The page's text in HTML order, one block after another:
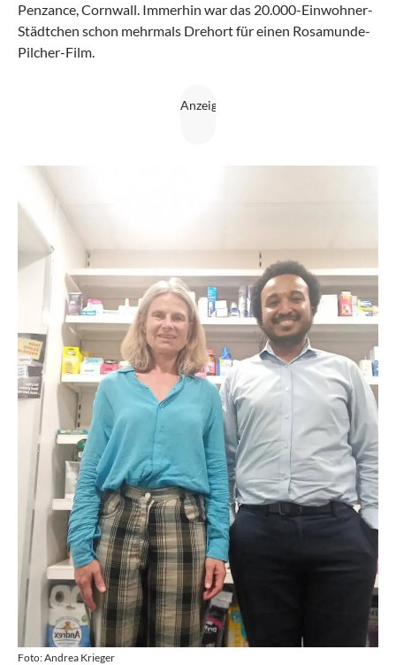
Penzance, Cornwall. Immerhin war das 20.000-Einwohner-
Städtchen schon mehrmals Drehort für einen Rosamunde-
Pilcher-Film.
Foto: Andrea Krieger